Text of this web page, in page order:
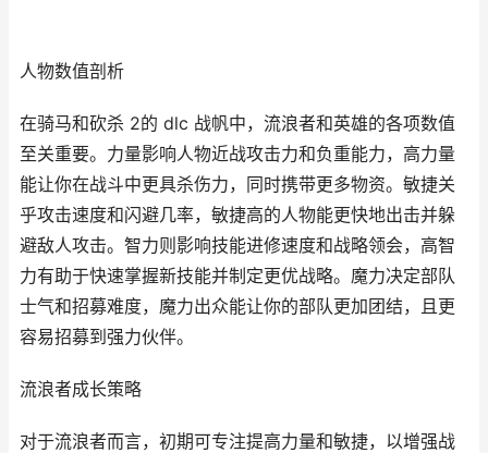
人物数值剖析
在骑马和砍杀 2的 dlc 战帆中，流浪者和英雄的各项数值
至关重要。力量影响人物近战攻击力和负重能力，高力量
能让你在战斗中更具杀伤力，同时携带更多物资。敏捷关
乎攻击速度和闪避几率，敏捷高的人物能更快地出击并躲
避敌人攻击。智力则影响技能进修速度和战略领会，高智
力有助于快速掌握新技能并制定更优战略。魔力决定部队
士气和招募难度，魔力出众能让你的部队更加团结，且更
容易招募到强力伙伴。
流浪者成长策略
对于流浪者而言，初期可专注提高力量和敏捷，以增强战